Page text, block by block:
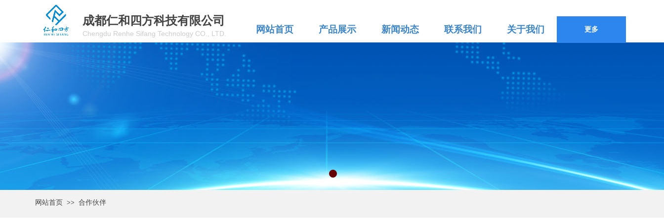
成都仁和四方科技有限公司
Chengdu Renhe Sifang Technology CO., LTD. 网站首页 产品展示 新闻动态 联系我们 关于我们 更多
网站首页 >> 合作伙伴